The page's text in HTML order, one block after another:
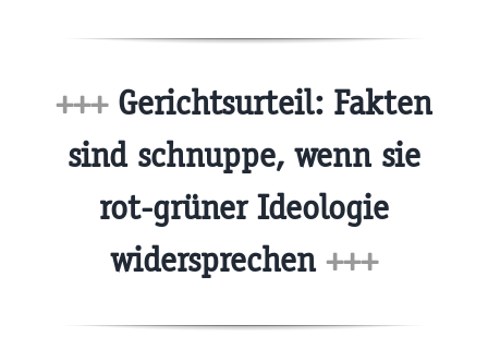
+++Gerichtsurteil: Fakten
sind schnuppe, wenn sie
rot-grüner Ideologie
widersprechen +++